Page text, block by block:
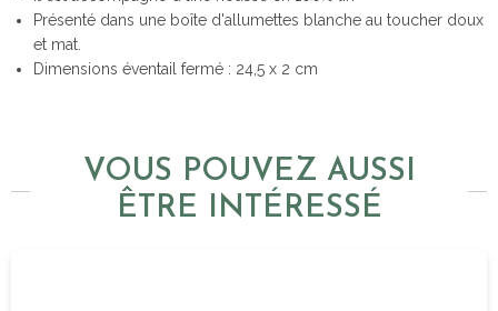
Présenté dans une boîte d'allumettes blanche au toucher doux
et mat.
Dimensions éventail fermé : 24,5 x 2 cm
VOUS POUVEZ AUSSI
ÊTRE INTÉRESSÉ